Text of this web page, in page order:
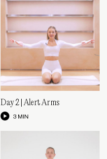
Day 2 | Alert Arms
3 MIN